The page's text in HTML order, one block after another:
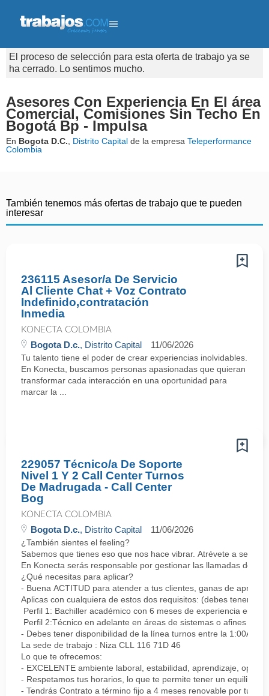
El proceso de selección para esta oferta de trabajo ya se
ha cerrado. Lo sentimos mucho.
Asesores Con Experiencia En El área
Comercial, Comisiones Sin Techo En
Bogotá Bp - Impulsa
En Bogota D.C. Distrito Capital de la empresa Teleperformance
Colombia
También tenemos más ofertas de trabajo que te pueden
interesar
236115 Asesor/a De Servicio
Al Cliente Chat + Voz Contrato
Indefinido,contratación
Inmedia
KONECTA COLOMBIA
Bogota D.c., Distrito Capital 11/06/2026
Tu talento tiene el poder de crear experiencias inolvidables.
En Konecta, buscamos personas apasionadas que quieran
transformar cada interacción en una oportunidad para
marcar la ...
229057 Técnico/a De Soporte
Nivel 1 Y 2 Call Center Turnos
De Madrugada - Call Center
Bog
KONECTA COLOMBIA
Bogota D.c., Distrito Capital 11/06/2026
¿También sientes el feeling?
Sabemos que tienes eso que nos hace vibrar. Atrévete a ser
En Konecta serás responsable por gestionar las llamadas de
¿Qué necesitas para aplicar?
- Buena ACTITUD para atender a tus clientes, ganas de
Aplicas con cualquiera de estos dos requisitos: (debes tener
Perfil 1: Bachiller académico con 6 meses de experiencia en
Perfil 2:Técnico en adelante en áreas de sistemas o afines
- Debes tener disponibilidad de la línea turnos entre la 1:00AM
La sede de trabajo : Niza CLL 116 71D 46
Lo que te ofrecemos:
- EXCELENTE ambiente laboral, estabilidad, aprendizaje,
- Respetamos tus horarios, lo que te permite tener un equilibrio
- Tendrás Contrato a término fijo a 4 meses renovable por tu